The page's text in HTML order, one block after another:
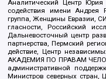
Аналитический Центр
содействия имени Андрея
группа, Женщины Евразии,
гласности, Российский
Дальневосточный центр
партнерства, Пермский
действие, Центр
АКАДЕМИЯ ПО ПРАВАМ
административной
Министров северных стран,